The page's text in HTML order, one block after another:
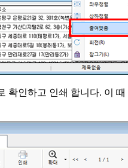
확인하고 인쇄 합니다. 이 때